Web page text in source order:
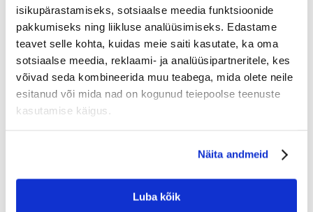
isikupärastamiseks, sotsiaalse meedia funktsioonide
pakkumiseks ning liikluse analüüsimiseks. Edastame
teavet selle kohta, kuidas meie saiti kasutate, ka oma
sotsiaalse meedia, reklaami- ja analüüsipartneritele, kes
võivad seda kombineerida muu teabega, mida olete neile
esitanud või mida nad on kogunud teiepoolse teenuste
kasutamise käigus.
Näita andmeid
Luba kõik
Meie klientide fotod Meie klientide fotod
15 REVIEWS
4.9 z 5